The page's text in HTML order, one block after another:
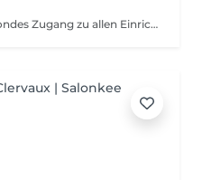
Spa Day Excellence Spa Cinq Mondes Zugang zu allen Einrichtungen: Schwimmbad und Whirlpool, Finnische Sauna, Hammam, Salzgrotte, Lichttherapie, Tropendusche, Ruhebereich und Fitnessraum. *Kinder sind im Schwimmbad und Whirlpool bis 12:00 Uhr erlaubt *Saunabereich ist textilfrei (Handtuch erlaubt), Zutritt erst ab 14 Jahren *Badebekleidung ist im Schwimmbad- und Whirlpoolbereich obligatorisch *Bademantel, Handtuch und Hausschuhe sind mitzubringen oder können vor Ort ausgeliehen werden (15 € / Person)